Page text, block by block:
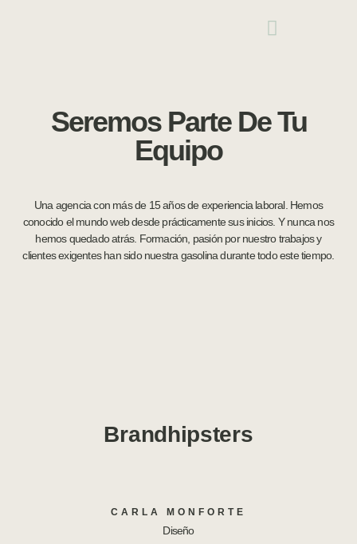
Seremos Parte De Tu
Equipo
Una agencia con más de 15 años de experiencia laboral. Hemos
conocido el mundo web desde prácticamente sus inicios. Y nunca nos
hemos quedado atrás. Formación, pasión por nuestro trabajos y
clientes exigentes han sido nuestra gasolina durante todo este tiempo.
Brandhipsters
CARLA MONFORTE
Diseño